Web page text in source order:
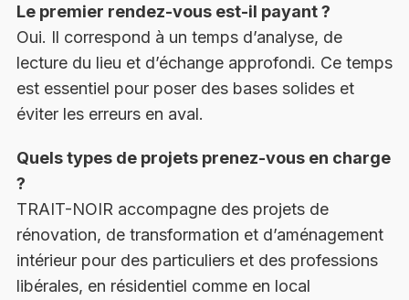
Le premier rendez-vous est-il payant ?
Oui. Il correspond à un temps d’analyse, de
lecture du lieu et d’échange approfondi. Ce temps
est essentiel pour poser des bases solides et
éviter les erreurs en aval.
Quels types de projets prenez-vous en charge
?
TRAIT-NOIR accompagne des projets de
rénovation, de transformation et d’aménagement
intérieur pour des particuliers et des professions
libérales, en résidentiel comme en local